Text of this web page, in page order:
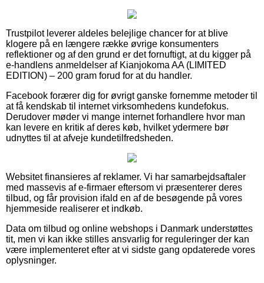
Trustpilot leverer aldeles belejlige chancer for at blive
klogere på en længere række øvrige konsumenters
reflektioner og af den grund er det fornuftigt, at du kigger på
e-handlens anmeldelser af Kianjokoma AA (LIMITED
EDITION) – 200 gram forud for at du handler.
Facebook forærer dig for øvrigt ganske fornemme metoder til
at få kendskab til internet virksomhedens kundefokus.
Derudover møder vi mange internet forhandlere hvor man
kan levere en kritik af deres køb, hvilket ydermere bør
udnyttes til at afveje kundetilfredsheden.
Websitet finansieres af reklamer. Vi har samarbejdsaftaler
med massevis af e-firmaer eftersom vi præsenterer deres
tilbud, og får provision ifald en af de besøgende på vores
hjemmeside realiserer et indkøb.
Data om tilbud og online webshops i Danmark understøttes
tit, men vi kan ikke stilles ansvarlig for reguleringer der kan
være implementeret efter at vi sidste gang opdaterede vores
oplysninger.